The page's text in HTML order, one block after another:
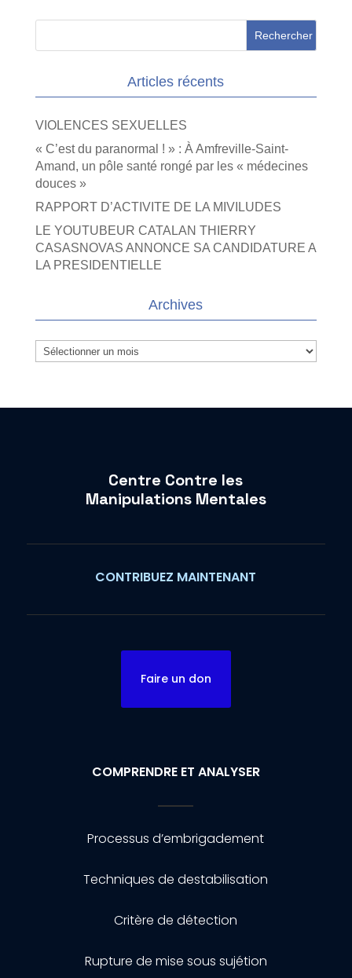
Articles récents
VIOLENCES SEXUELLES
« C’est du paranormal ! » : À Amfreville-Saint-
Amand, un pôle santé rongé par les « médecines
douces »
RAPPORT D’ACTIVITE DE LA MIVILUDES
LE YOUTUBEUR CATALAN THIERRY
CASASNOVAS ANNONCE SA CANDIDATURE A
LA PRESIDENTIELLE
Archives
Archives
Centre Contre les
Manipulations Mentales
CONTRIBUEZ MAINTENANT
Faire un don
COMPRENDRE ET ANALYSER
Processus d’embrigadement
Techniques de destabilisation
Critère de détection
Rupture de mise sous sujétion